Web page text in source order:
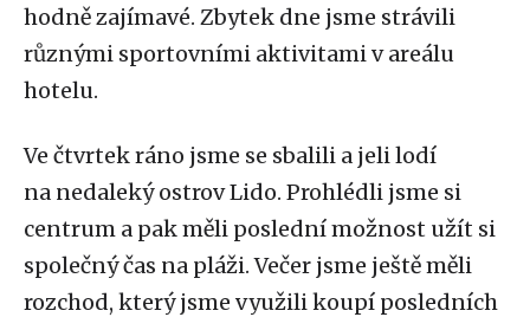
hodně zajímavé. Zbytek dne jsme strávili
různými sportovními aktivitami v areálu
hotelu.
Ve čtvrtek ráno jsme se sbalili a jeli lodí
na nedaleký ostrov Lido. Prohlédli jsme si
centrum a pak měli poslední možnost užít si
společný čas na pláži. Večer jsme ještě měli
rozchod, který jsme využili koupí posledních